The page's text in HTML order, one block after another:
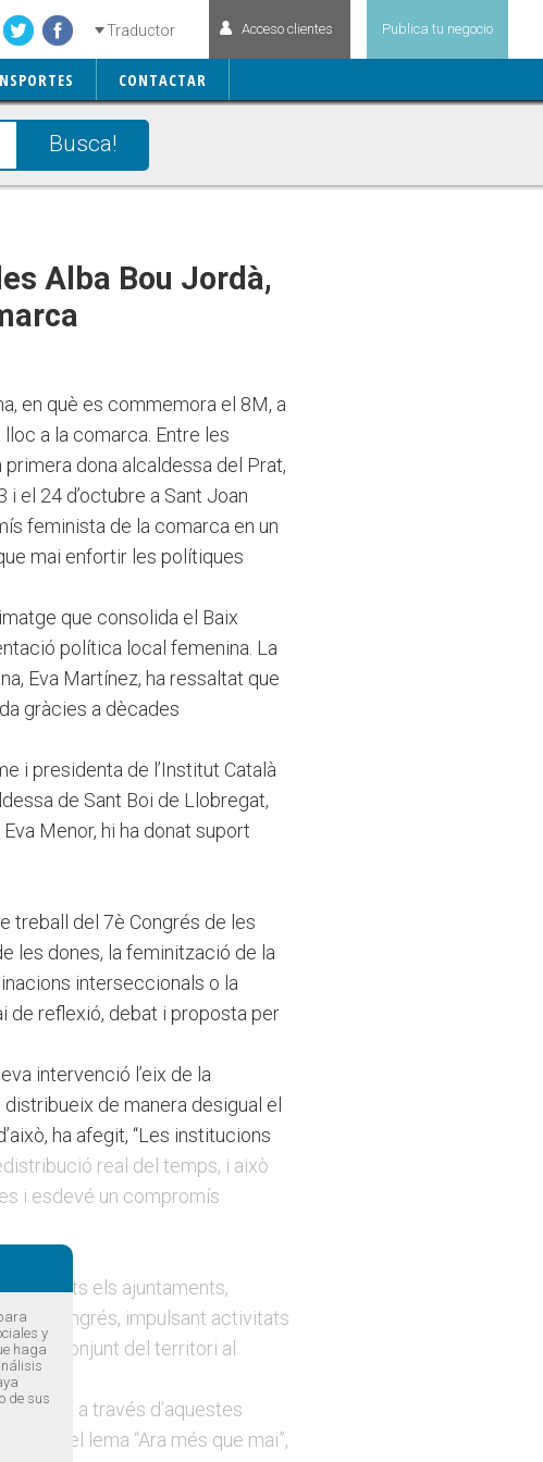
CONTACTAR
Publica tu negocio
Acceso clientes
Traductor
Busca!
Alba Bou Jordà,
en què es commemora el 8M, a
lloc a la comarca. Entre les
dona alcaldessa del Prat,
i el 24 d’octubre a Sant Joan
feminista de la comarca en un
mai enfortir les polítiques
que consolida el Baix
política local femenina. La
Eva Martínez, ha ressaltat que
gràcies a dècades
i presidenta de l’Institut Català
de Sant Boi de Llobregat,
Menor, hi ha donat suport
treball del 7è Congrés de les
les dones, la feminització de la
interseccionals o la
de reflexió, debat i proposta per
intervenció l’eix de la
de manera desigual el
ha afegit, “Les institucions
real del temps, i això
i esdevé un compromís
a tots els ajuntaments,
del congrés, impulsant activitats
el conjunt del territori al
mesos a través d’aquestes
Amb el lema “Ara més que mai”,
y
haga
de sus